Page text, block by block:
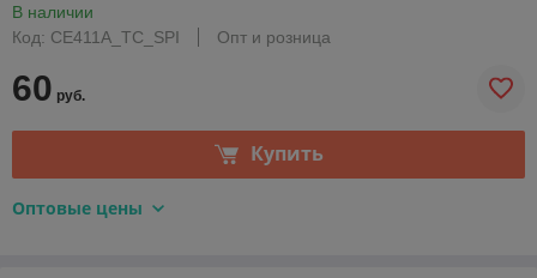
В наличии
Код: CE411A_TC_SPI
Опт и розница
60 руб.
Купить
Оптовые цены